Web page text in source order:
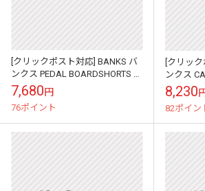
[クリックポスト対応] BANKS バ
ンクス PEDAL BOARDSHORTS ボ
ードショーツ BSU003
7,680円
76ポイント
[クリッ
ンクス
18\"
8,230
82ポイン